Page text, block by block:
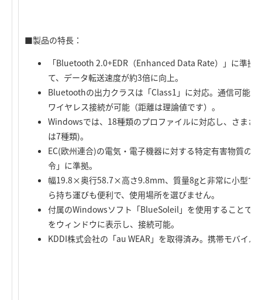
■製品の特長：
「Bluetooth 2.0+EDR（Enhanced Data Rate）」に準
て、データ転送速度が約3倍に向上。
Bluetoothの出力クラスは「Class1」に対応。通信可能
ワイヤレス接続が可能（距離は理論値です）。
Windowsでは、18種類のプロファイルに対応し、さまざ
は7種類)。
EC(欧州連合)の電気・電子機器に対する特定有害物質の
令」に準拠。
幅19.8×奥行58.7×高さ9.8mm、質量8gと非常に小型で
ら持ち運びも便利で、使用場所を選びません。
付属のWindowsソフト「BlueSoleil」を使用することで
をウィンドウに表示し、接続可能。
KDDI株式会社の「au WEAR」を取得済み。携帯モバイ